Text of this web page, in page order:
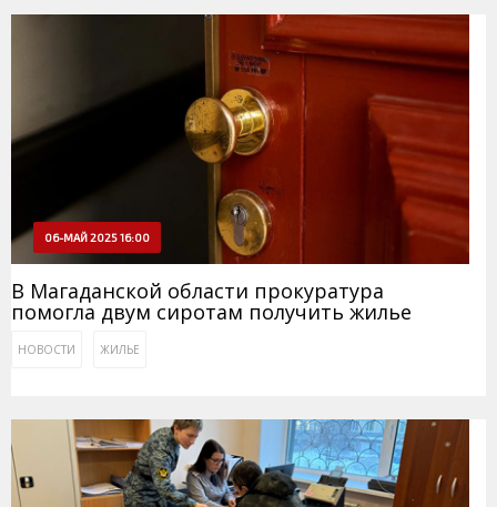
06-МАЙ 2025 16:00
В Магаданской области прокуратура
помогла двум сиротам получить жилье
НОВОСТИ ЖИЛЬЕ